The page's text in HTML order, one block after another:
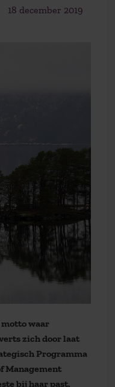
18 december 2019
waar
zich door laat
Programma
Management
bij haar past.